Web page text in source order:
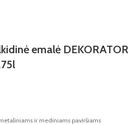
emalė DEKORATOR
ir mediniams paviršiams